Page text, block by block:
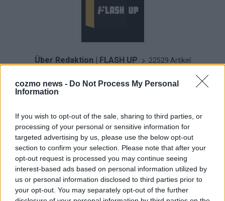
cozmo news - Do Not Process My Personal
Information
If you wish to opt-out of the sale, sharing to third parties, or
processing of your personal or sensitive information for
targeted advertising by us, please use the below opt-out
section to confirm your selection. Please note that after your
opt-out request is processed you may continue seeing
interest-based ads based on personal information utilized by
us or personal information disclosed to third parties prior to
your opt-out. You may separately opt-out of the further
Über Redaktion | FLASH UP 22529 Artikel
Hier schreiben, posten und kuratieren unsere Redakteur alles,
was euch wirklich interessiert! Wir sind das Team hinter den
oder crazy Trends – wir checken alles für euch, filtern das
Wichtigste raus und bringen’s auf den Punkt.
KOMMENTARE